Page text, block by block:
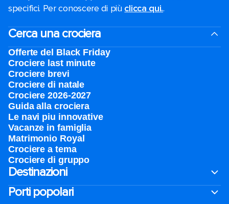
specifici. Per conoscere di più clicca qui..
Cerca una crociera
Offerte del Black Friday
Crociere last minute
Crociere brevi​
Crociere di natale​
Crociere 2026-2027
Guida alla crociera
Le navi piu innovative
Vacanze in famiglia
Matrimonio Royal
Crociere a tema
Crociere di gruppo
Destinazioni
Porti popolari